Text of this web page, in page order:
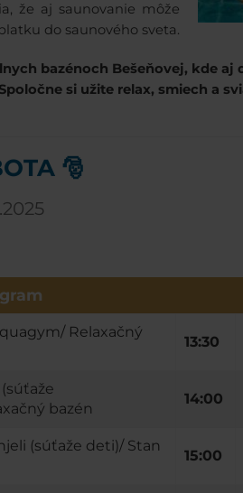
že aj saunovanie môže
do saunového sveta.
bazénoch Bešeňovej, kde aj
Spoločne si užite relax, smiech a
🎅
Relaxačný
bazén
(súťaže deti)/ Stan
13:30
14:00
15:00